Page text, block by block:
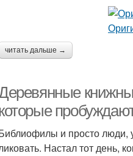
читать дальше →
и просто люди,
Настал тот день,